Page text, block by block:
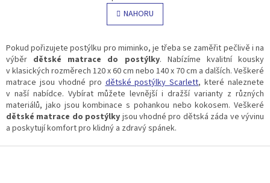
l
á
a
c
í
p
r
v
k
y
ý
á
n
k
v
á
n
í
NAHORU
Pokud pořizujete postýlku pro miminko, je třeba se zaměřit pečlivě i na
výběr dětské matrace do postýlky. Nabízíme kvalitní kousky
v klasických rozměrech 120 x 60 cm nebo 140 x 70 cm a dalších. Veškeré
matrace jsou vhodné pro dětské postýlky Scarlett, které naleznete
v naší nabídce. Vybírat můžete levnější i dražší varianty z různých
materiálů, jako jsou kombinace s pohankou nebo kokosem. Veškeré
dětské matrace do postýlky jsou vhodné pro dětská záda ve vývinu
a poskytují komfort pro klidný a zdravý spánek.
Z